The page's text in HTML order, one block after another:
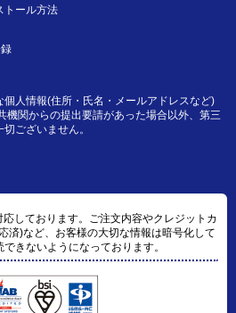
トール方法
人情報(住所・氏名・メールアドレスなど)
機関からの提出要請があった場合以外、第三
ございません。
しております。ご注文内容やクレジットカ
済)など、お客様の大切な情報は暗号化して
きないようになっております。